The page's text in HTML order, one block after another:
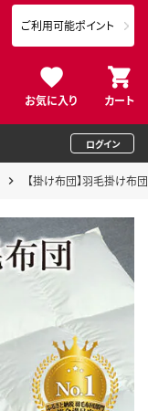
お気に入り カート
ご利用可能ポイント
ログイン
【掛け布団】羽毛掛け布